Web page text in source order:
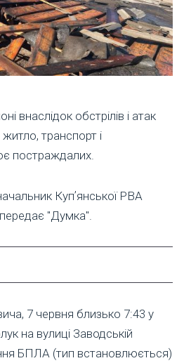
внаслідок обстрілів і атак
транспорт і
постраждалих.
Купʼянської РВА
"Думка".
7 червня близько 7:43 у
на вулиці Заводській
БПЛА (тип встановлюється)